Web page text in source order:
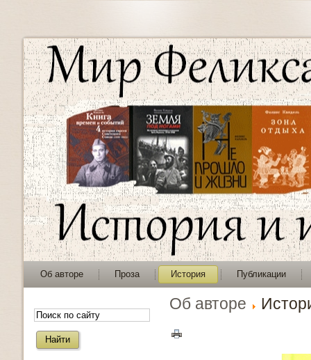
Об авторе Проза История Публикации
Об авторе